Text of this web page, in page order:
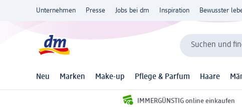
Unternehmen Presse Jobs bei dm Inspiration Bewusster
Suchen und
Neu Marken Make-up Pflege & Parfum Haare
IMMERGÜNSTIG online einkaufen